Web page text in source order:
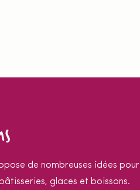
de nombreuses idées pour
glaces et boissons.